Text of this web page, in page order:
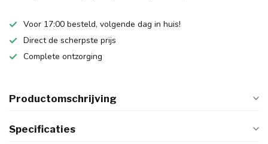
Voor 17:00 besteld, volgende dag in huis!
Direct de scherpste prijs
Complete ontzorging
Productomschrijving
Specificaties